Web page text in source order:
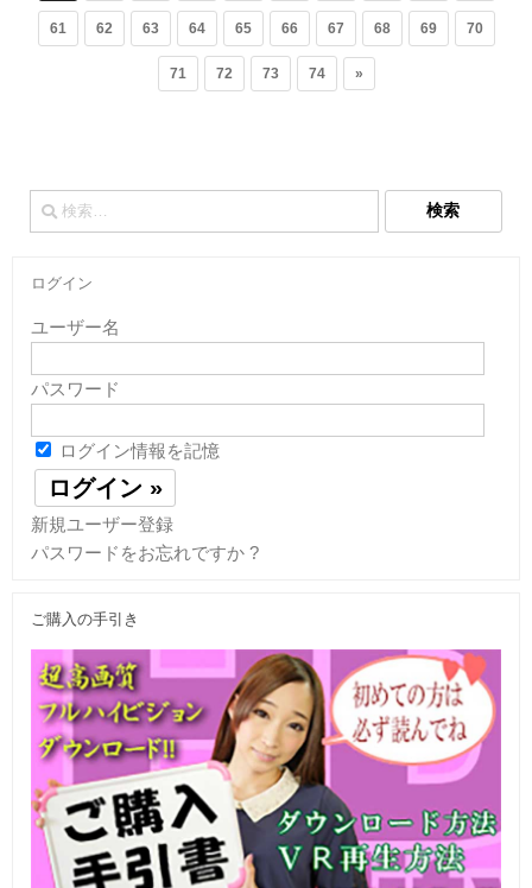
61 62 63 64 65 66 67 68 69 70
71 72 73 74 »
検
索:
ログイン
ユーザー名
パスワード
ログイン情報を記憶
新規ユーザー登録
パスワードをお忘れですか ?
ご購入の手引き